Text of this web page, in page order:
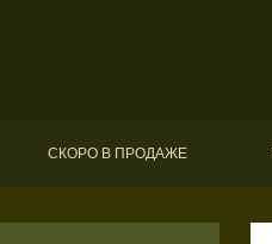
СКОРО В ПРОДАЖЕ